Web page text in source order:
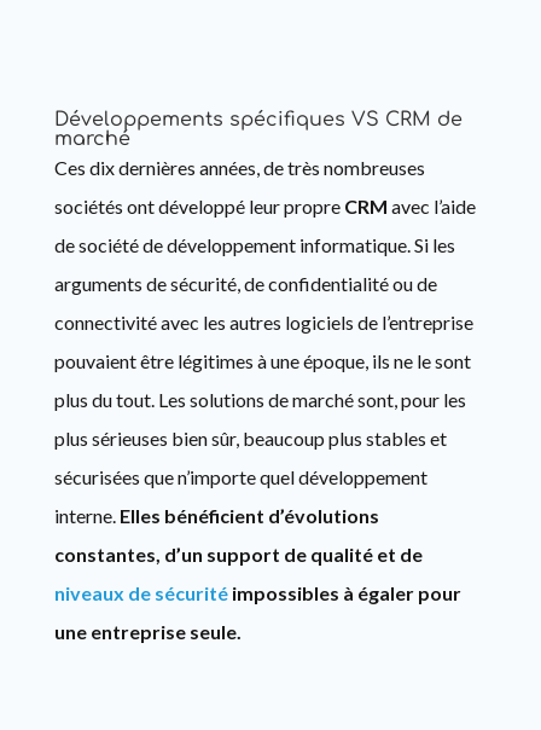
Développements spécifiques VS CRM de
marché
Ces dix dernières années, de très nombreuses
sociétés ont développé leur propre CRM avec l’aide
de société de développement informatique. Si les
arguments de sécurité, de confidentialité ou de
connectivité avec les autres logiciels de l’entreprise
pouvaient être légitimes à une époque, ils ne le sont
plus du tout. Les solutions de marché sont, pour les
plus sérieuses bien sûr, beaucoup plus stables et
sécurisées que n’importe quel développement
interne. Elles bénéficient d’évolutions
constantes, d’un support de qualité et de
niveaux de sécuritéimpossibles à égaler pour
une entreprise seule.